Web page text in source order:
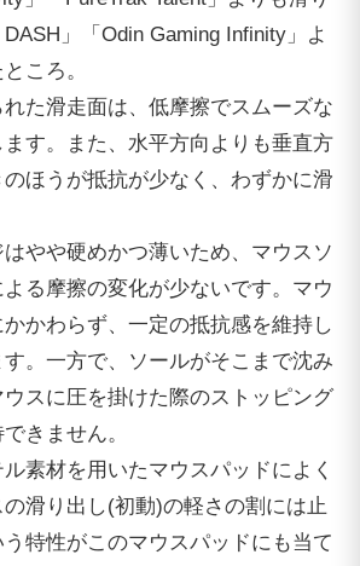
」「Odin Gaming Infinity」よ
ころ。
た滑走面は、低摩擦でスムーズな
す。また、水平方向よりも垂直方
ほうが抵抗が少なく、わずかに滑
やや硬めかつ薄いため、マウスソ
る摩擦の変化が少ないです。マウ
かわらず、一定の抵抗感を維持し
。一方で、ソールがそこまで沈み
スに圧を掛けた際のストッピング
きません。
素材を用いたマウスパッドによく
滑り出し(初動)の軽さの割には止
特性がこのマウスパッドにも当て